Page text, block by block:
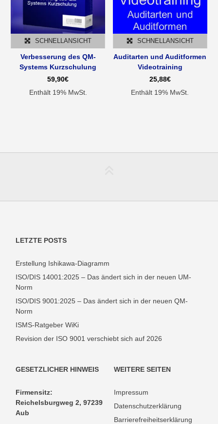
SCHNELLANSICHT
Verbesserung des QM-
Systems Kurzschulung
59,90€
Enthält 19% MwSt.
SCHNELLANSICHT
Auditarten und Auditformen
Videotraining
25,88€
Enthält 19% MwSt.
LETZTE POSTS
Erstellung Ishikawa-Diagramm
ISO/DIS 14001:2025 – Das ändert sich in der neuen UM-
Norm
ISO/DIS 9001:2025 – Das ändert sich in der neuen QM-
Norm
ISMS-Ratgeber WiKi
Revision der ISO 9001 verschiebt sich auf 2026
GESETZLICHER HINWEIS
Firmensitz:
Reichelsburgweg 2, 97239
Aub
WEITERE SEITEN
Impressum
Datenschutzerklärung
Barrierefreiheitserklärung